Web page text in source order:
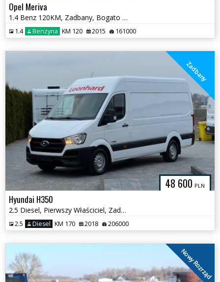
Opel Meriva
1.4 Benz 120KM, Zadbany, Bogato Wyposażony
1.4 Benzyna KM 120 2015 161000
48 600 PLN
Zadbany
Hyundai H350
2.5 Diesel, Pierwszy Właściciel, Zadbany
2.5 Diesel KM 170 2018 206000
Nowy Rozrząd